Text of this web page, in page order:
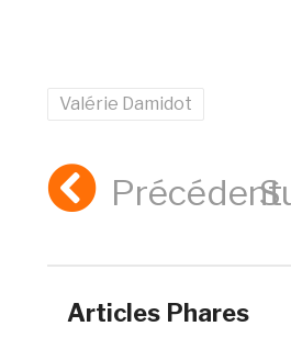
Valérie Damidot
Précédent
Articles Phares